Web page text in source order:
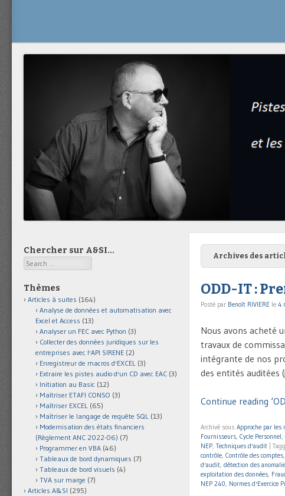
Archives des
ODD-IT :
Posté par Benoît RIVIERE le 4
Nous avons acheté
travaux de
intégrante de nos
des entités auditées
Continue reading
Archivé sous Approche par les
Fournisseurs, Cycle Personnel,
NEP, Techniques d'audit
contrôle, Contrôle des comptes,
d'audit, détection des
exploitation des données,
NEP 240, Normes d'Exercice
Chercher sur A&SI…
Search
Thèmes
Articles à suites (164)
Analyse de données et automatisation avec
Excel et Access (13)
Analyser un FEC avec Python (3)
Collecter des données juridiques sur les
entreprises avec l'API SIRENE (2)
Enregistreur de macros d'EXCEL (3)
Extraire les pistes audio d'un CD avec EAC (3)
Initiation au Basic (12)
Maîtriser ETAFI CONSO (3)
Maîtriser EXCEL (65)
Maîtriser le langage de requête SQL (13)
Modernisation des états financiers
(Règlement ANC 2022-06) (7)
Programmer en VBA (46)
Tableaux de bord dynamiques (7)
Tableaux de bord visuels (4)
TVA sur marge (7)
Articles A&SI (295)